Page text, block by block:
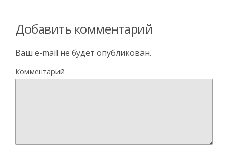
Добавить комментарий
Ваш e-mail не будет опубликован.
Комментарий